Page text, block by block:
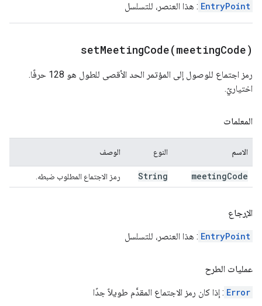
EntryPoint : هذا العنصر، للتسلسل
setMeetingCode(meetingCode)
رمز اجتماع للوصول إلى المؤتمر الحد الأقصى للطول هو 128 حرفًا.
اختياريّ.
المعلمات
الاسم النوع الوصف
meetingCode
String رمز الاجتماع المطلوب ضبطه.
الإرجاع
EntryPoint : هذا العنصر، للتسلسل
عمليات الطرح
Error : إذا كان رمز الاجتماع المقدَّم طويلاً جدًا